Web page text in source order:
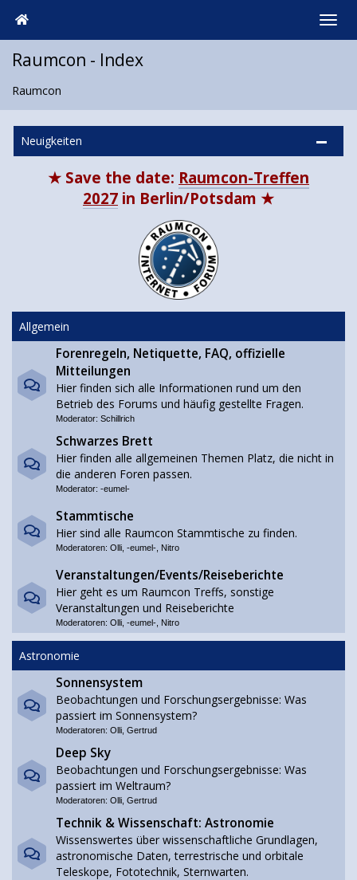
Raumcon - Index
Raumcon
Neuigkeiten
★ Save the date: Raumcon-Treffen
2027 in Berlin/Potsdam ★
Allgemein
Forenregeln, Netiquette, FAQ, offizielle
Mitteilungen
Hier finden sich alle Informationen rund um den
Betrieb des Forums und häufig gestellte Fragen.
Moderator: Schillrich
Schwarzes Brett
Hier finden alle allgemeinen Themen Platz, die nicht in
die anderen Foren passen.
Moderator: -eumel-
Stammtische
Hier sind alle Raumcon Stammtische zu finden.
Moderatoren: Olli -eumel- Nitro
Veranstaltungen/Events/Reiseberichte
Hier geht es um Raumcon Treffs, sonstige
Veranstaltungen und Reiseberichte
Moderatoren: Olli -eumel- Nitro
Astronomie
Sonnensystem
Beobachtungen und Forschungsergebnisse: Was
passiert im Sonnensystem?
Moderatoren: Olli Gertrud
Deep Sky
Beobachtungen und Forschungsergebnisse: Was
passiert im Weltraum?
Moderatoren: Olli Gertrud
Technik & Wissenschaft: Astronomie
Wissenswertes über wissenschaftliche Grundlagen,
astronomische Daten, terrestrische und orbitale
Teleskope, Fototechnik, Sternwarten.